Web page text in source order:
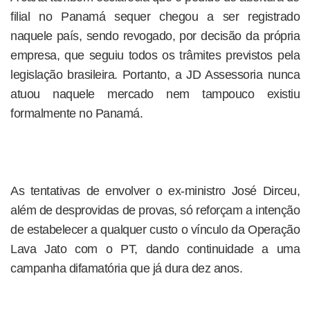
filial no Panamá sequer chegou a ser registrado
naquele país, sendo revogado, por decisão da própria
empresa, que seguiu todos os trâmites previstos pela
legislação brasileira. Portanto, a JD Assessoria nunca
atuou naquele mercado nem tampouco existiu
formalmente no Panamá.
As tentativas de envolver o ex-ministro José Dirceu,
além de desprovidas de provas, só reforçam a intenção
de estabelecer a qualquer custo o vínculo da Operação
Lava Jato com o PT, dando continuidade a uma
campanha difamatória que já dura dez anos.